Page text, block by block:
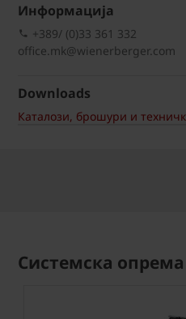
Информациja
+389/ (0)33 361 332
office.mk@wienerberger.com
Downloads
Каталози, брошури и
Системска